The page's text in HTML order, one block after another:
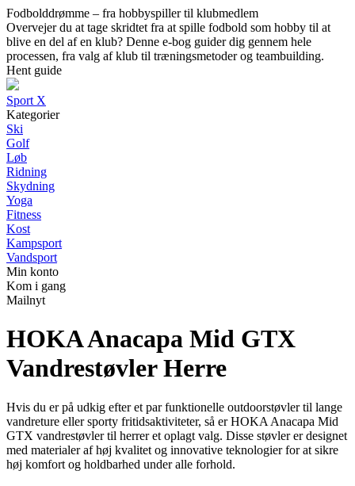
Fodbolddrømme – fra hobbyspiller til klubmedlem
Overvejer du at tage skridtet fra at spille fodbold som hobby til at
blive en del af en klub? Denne e-bog guider dig gennem hele
processen, fra valg af klub til træningsmetoder og teambuilding.
Hent guide
Sport X
Kategorier
Ski
Golf
Løb
Ridning
Skydning
Yoga
Fitness
Kost
Kampsport
Vandsport
Min konto
Kom i gang
Mailnyt
HOKA Anacapa Mid GTX
Vandrestøvler Herre
Hvis du er på udkig efter et par funktionelle outdoorstøvler til lange
vandreture eller sporty fritidsaktiviteter, så er HOKA Anacapa Mid
GTX vandrestøvler til herrer et oplagt valg. Disse støvler er designet
med materialer af høj kvalitet og innovative teknologier for at sikre
høj komfort og holdbarhed under alle forhold.